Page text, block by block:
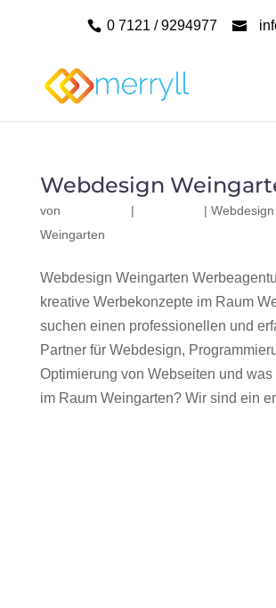
0 7121 / 9294977
Webdesign
von | |
Weingarten
Webdesign Weingarten
kreative Werbekonzepte im Raum
suchen einen professionellen und
Partner für Webdesign,
Optimierung von Webseiten und
im Raum Weingarten? Wir sind ein